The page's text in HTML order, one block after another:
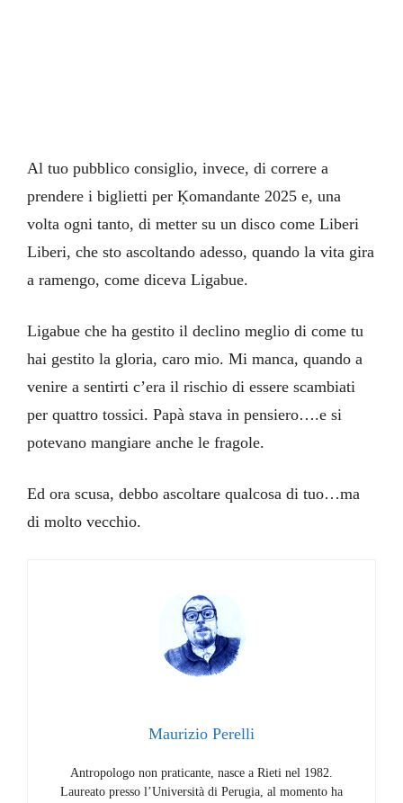
Al tuo pubblico consiglio, invece, di correre a
prendere i biglietti per Ķomandante 2025 e, una
volta ogni tanto, di metter su un disco come Liberi
Liberi, che sto ascoltando adesso, quando la vita gira
a ramengo, come diceva Ligabue.
Ligabue che ha gestito il declino meglio di come tu
hai gestito la gloria, caro mio. Mi manca, quando a
venire a sentirti c’era il rischio di essere scambiati
per quattro tossici. Papà stava in pensiero….e si
potevano mangiare anche le fragole.
Ed ora scusa, debbo ascoltare qualcosa di tuo…ma
di molto vecchio.
Maurizio Perelli
Antropologo non praticante, nasce a Rieti nel 1982.
Laureato presso l’Università di Perugia, al momento ha